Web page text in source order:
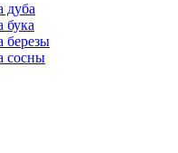
дуба
бука
березы
сосны